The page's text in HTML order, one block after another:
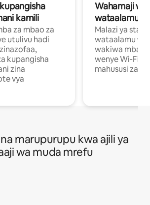
kamili
za mbao za
utulivu hadi
kupangisha
zina
vya
Wahamaji
wataalamu
Malazi ya
wataalamu
wakiwa mbali
wenye Wi-Fi
mahususi za
marupurupu kwa ajili ya
wa muda mrefu